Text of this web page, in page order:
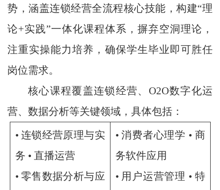
势，涵盖连锁经营全流程核心技能，构建“理
论+实践”一体化课程体系，摒弃空洞理论，
注重实操能力培养，确保学生毕业即可胜任
岗位需求。
核心课程覆盖连锁经营、O2O数字化运
营、数据分析等关键领域，具体包括：
• 连锁经营原理与实
务 • 直播运营
• 零售数据分析与应
•消费者心理学 • 商
务软件应用
• 用户运营管理 • 特